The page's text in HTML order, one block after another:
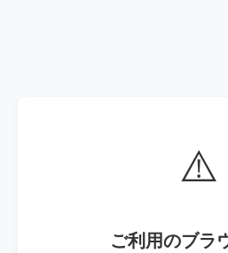
⚠️
ご利用のブラ